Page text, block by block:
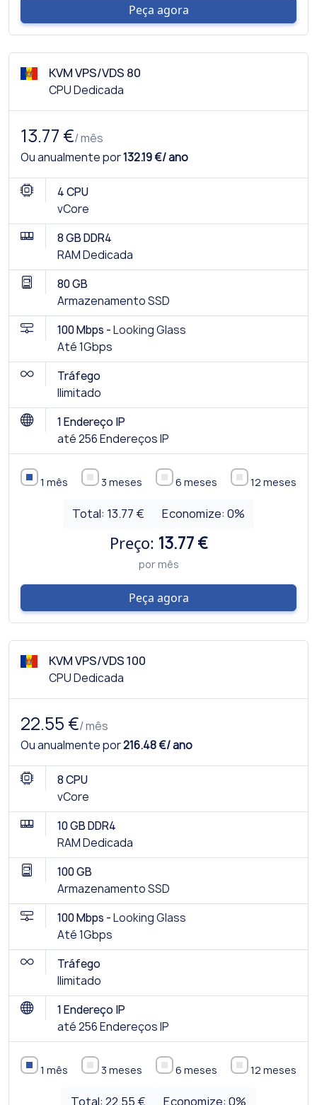
Peça agora
KVM VPS/VDS 80
CPU Dedicada
13.77 €/ mês
Ou anualmente por132.19 €/ ano
4 CPU
vCore
8 GB DDR4
RAM Dedicada
80 GB
Armazenamento SSD
100 Mbps -Looking Glass
Até 1Gbps
Tráfego
Ilimitado
1 Endereço IP
até 256 Endereços IP
1 mês 3 meses 6 meses 12 meses
Total: 13.77 € Economize:0%
Preço: 13.77 €
por mês
Peça agora
KVM VPS/VDS 100
CPU Dedicada
22.55 €/ mês
Ou anualmente por216.48 €/ ano
8 CPU
vCore
10 GB DDR4
RAM Dedicada
100 GB
Armazenamento SSD
100 Mbps -Looking Glass
Até 1Gbps
Tráfego
Ilimitado
1 Endereço IP
até 256 Endereços IP
1 mês 3 meses 6 meses 12 meses
Total: 22.55 € Economize:0%